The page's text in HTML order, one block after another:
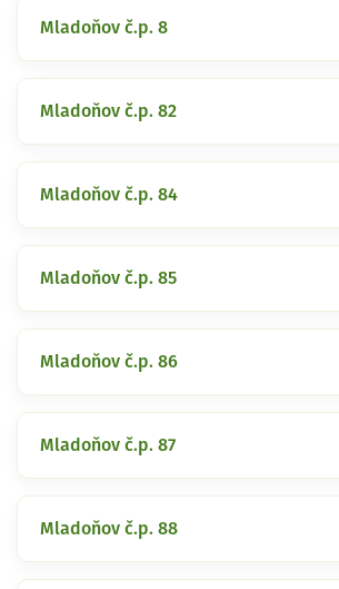
Mladoňov č.p. 8
Mladoňov č.p. 82
Mladoňov č.p. 84
Mladoňov č.p. 85
Mladoňov č.p. 86
Mladoňov č.p. 87
Mladoňov č.p. 88